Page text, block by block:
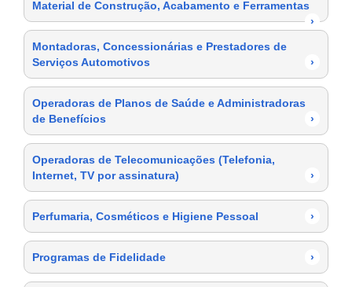
Material de Construção, Acabamento e Ferramentas
›
Montadoras, Concessionárias e Prestadores de
Serviços Automotivos
›
Operadoras de Planos de Saúde e Administradoras
de Benefícios
›
Operadoras de Telecomunicações (Telefonia,
Internet, TV por assinatura)
›
Perfumaria, Cosméticos e Higiene Pessoal ›
Programas de Fidelidade ›